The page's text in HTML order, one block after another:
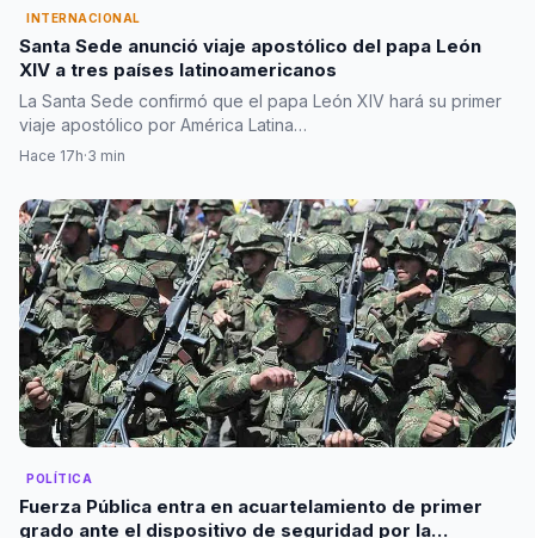
INTERNACIONAL
Santa Sede anunció viaje apostólico del papa León
XIV a tres países latinoamericanos
La Santa Sede confirmó que el papa León XIV hará su primer
viaje apostólico por América Latina…
Hace 17h·3 min
POLÍTICA
Fuerza Pública entra en acuartelamiento de primer
grado ante el dispositivo de seguridad por la